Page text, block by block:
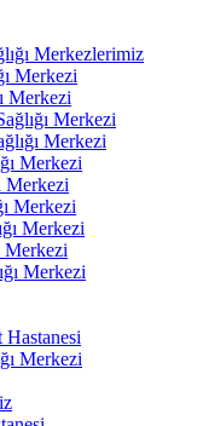
Merkezlerimiz
Merkezi
Merkezi
Merkezi
Merkezi
Merkezi
Merkezi
Merkezi
Merkezi
Merkezi
Merkezi
Merkezi